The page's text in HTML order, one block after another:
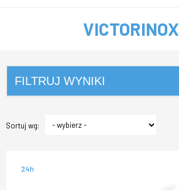
VICTORINOX
FILTRUJ WYNIKI
Sortuj wg:
24h